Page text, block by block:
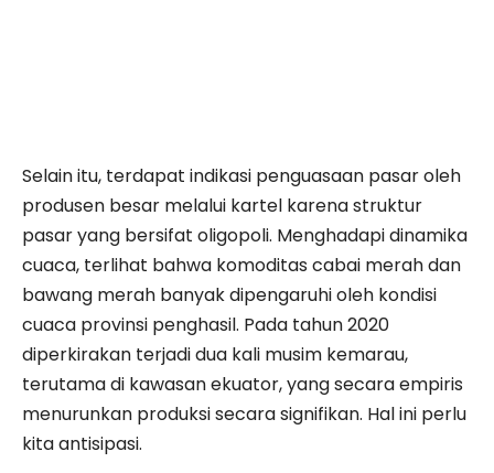
Selain itu, terdapat indikasi penguasaan pasar oleh
produsen besar melalui kartel karena struktur
pasar yang bersifat oligopoli. Menghadapi dinamika
cuaca, terlihat bahwa komoditas cabai merah dan
bawang merah banyak dipengaruhi oleh kondisi
cuaca provinsi penghasil. Pada tahun 2020
diperkirakan terjadi dua kali musim kemarau,
terutama di kawasan ekuator, yang secara empiris
menurunkan produksi secara signifikan. Hal ini perlu
kita antisipasi.